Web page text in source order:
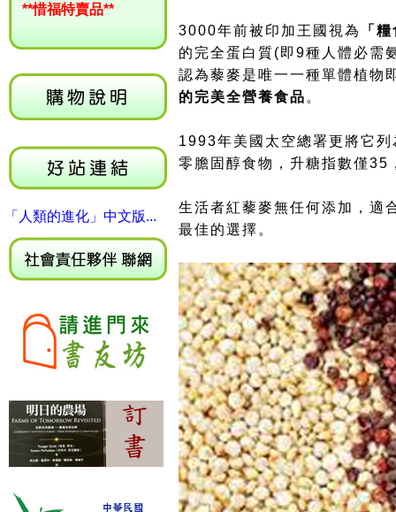
**惜福特賣品**
「人類的進化」中文版...
3000年前被印加王國視為
「
的完全蛋白質(即9種人體必需
認為藜麥是唯一一種單體植物
的完美全營養食品 。
1993年美國太空總署更將它
零膽固醇食物，升糖指數僅
生活者紅藜麥無任何添加 ， 適
最佳的選擇。